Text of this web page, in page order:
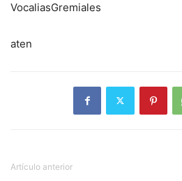
VocaliasGremiales
aten
Artículo anterior